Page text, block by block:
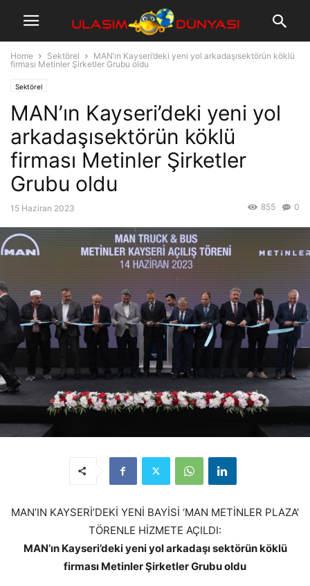
Home Sektörel
MAN’ın Kayseri’deki yeni yol arkadaşısektörün köklü
firması Metinler Şirketler Grubu oldu
Sektörel
MAN’ın Kayseri’deki yeni yol
arkadaşısektörün köklü
firması Metinler Şirketler
Grubu oldu
15 Haziran 2023 0
855
MAN’IN KAYSERİ’DEKİ YENİ BAYİSİ ‘MAN METİNLER PLAZA’
TÖRENLE HİZMETE AÇILDI:
MAN’ın Kayseri’deki yeni yol arkadaşı sektörün köklü
firması Metinler Şirketler Grubu oldu